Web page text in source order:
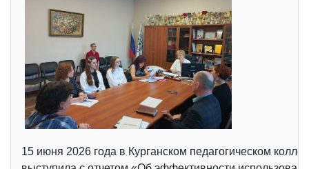
15 июня 2026 года в Курганском педагогическом